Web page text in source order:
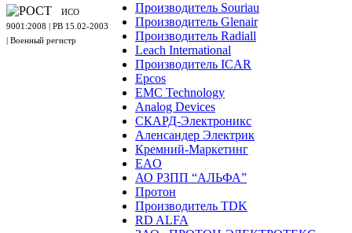
Производитель Souriau
Производитель Glenair
Производитель Radiall
Leach International
Производитель ICAR
Epcos
EMC Technology
Analog Devices
СКАРД-Электроникс
Аленсандер Электрик
Кремний-Маркетинг
EAO
АО РЗПП “АЛЬФА”
Протон
Производитель TDK
RD ALFA
ИСО
9001:2008 | PB 15.02-2003
| Военный регистр